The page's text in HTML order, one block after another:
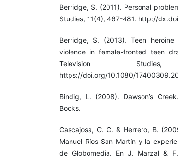
Berridge, S. (2011). Personal
Studies, 11(4), 467-481. http://
Berridge, S. (2013). Teen
violence in female-fronted teen
Television
https://doi.org/10.1080/
Bindig, L. (2008). Dawson’s
Books.
Cascajosa, C. C. & Herrero, B.
Manuel Ríos San Martín y la
de Globomedia. En J. Marzal &